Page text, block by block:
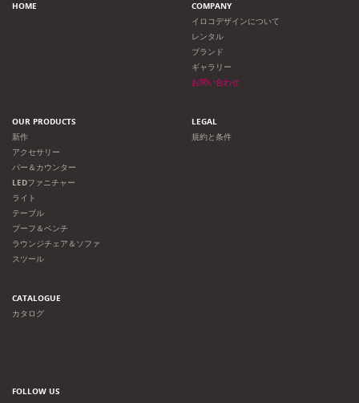
シ
HOME
COMPANY
イロコデザインについて
レンタル
ブランド
ギャラリー
お問い合わせ
OUR PRODUCTS
新作
アクセサリー
バー＆カウンター
LEDファニチャー
ライト
テーブル
プーフ＆ベンチ
ラウンジチェア＆ソファ
スツール
LEGAL
規約と条件
CATALOGUE
カタログ
FOLLOW US